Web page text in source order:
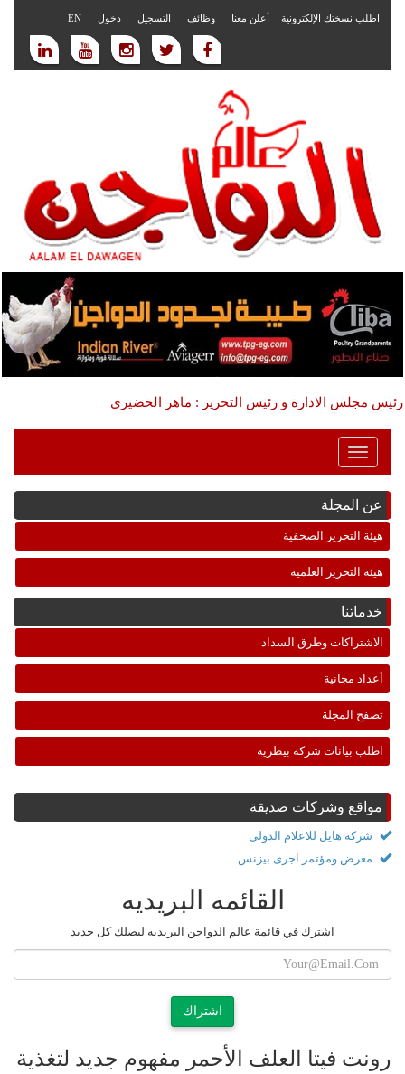
اطلب نسختك الإلكترونية أعلن معنا وظائف التسجيل دخول EN
رئيس مجلس الادارة و رئيس التحرير : ماهر الخضيري
Toggle
Navigation
عن المجلة
هيئة التحرير الصحفية
هيئة التحرير العلمية
خدماتنا
الاشتراكات وطرق السداد
أعداد مجانية
تصفح المجلة
اطلب بيانات شركة بيطرية
مواقع وشركات صديقة
شركة هايل للاعلام الدولى
معرض ومؤتمر اجرى بيزنس
القائمه البريديه
اشترك في قائمة عالم الدواجن البريديه ليصلك كل جديد
اشتراك
رونت فيتا العلف الأحمر مفهوم جديد لتغذية